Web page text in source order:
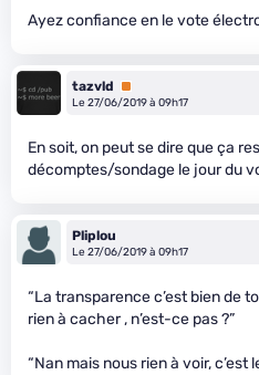
Ayez confiance en le vote
tazvld
Premium
Le 27/06/2019 à 09h17
En soit, on peut se dire que ça
décomptes/sondage le jour du
Pliplou
Le 27/06/2019 à 09h17
“La transparence c’est bien de
rien à cacher , n’est-ce pas ?”
“Nan mais nous rien à voir, c’est